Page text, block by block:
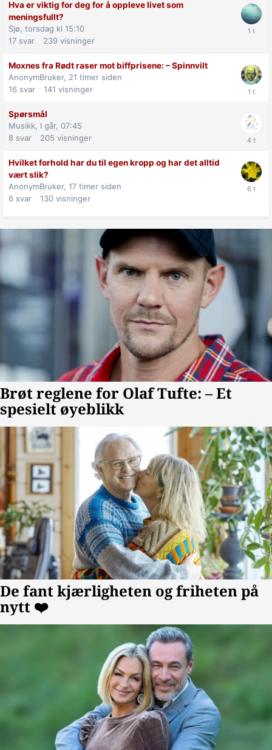
Hva er viktig for deg for å oppleve livet som
meningsfullt?
Sjø, torsdag kl 15:10
17 svar 239 visninger
Moxnes fra Rødt raser mot biff­prisene: –⁠ Spinnvilt
AnonymBruker, 21 timer siden
16 svar 141 visninger
Spørsmål
Musikk, I går, 07:45
8 svar 205 visninger
Hvilket forhold har du til egen kropp og har det alltid
vært slik?
AnonymBruker, 17 timer siden
6 svar 130 visninger